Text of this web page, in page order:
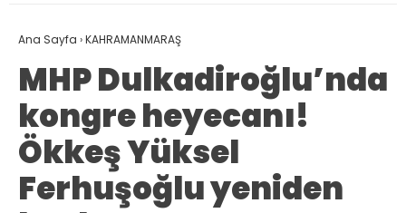
Ana Sayfa ›KAHRAMANMARAŞ
MHP Dulkadiroğlu’nda
kongre heyecanı!
Ökkeş Yüksel
Ferhuşoğlu yeniden